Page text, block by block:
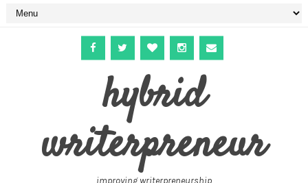
hybrid
writerpreneur
improving writerpreneurship